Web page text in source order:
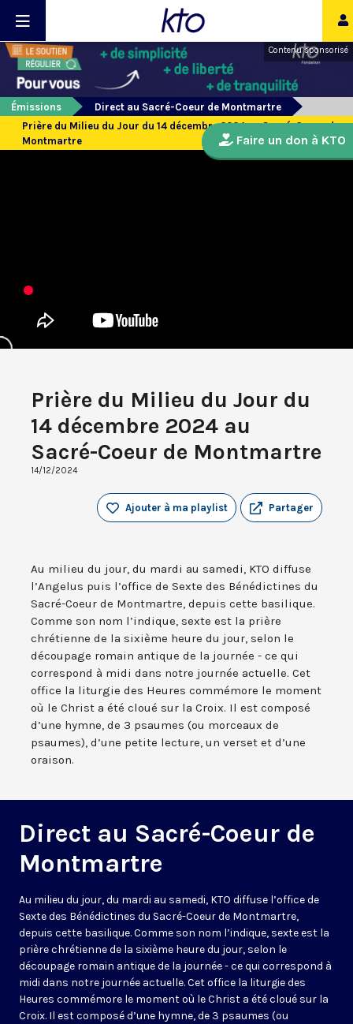
Contenu sponsorisé
Émissions
Direct au Sacré-Coeur de Montmartre
Prière du Milieu du Jour du 14 décembre 2024 au Sacré-Coeur de
Montmartre
Prière du Milieu du Jour du
14 décembre 2024 au
Sacré-Coeur de Montmartre
14/12/2024
Partager
Ajouter à ma playlist
Au milieu du jour, du mardi au samedi, KTO diffuse
l’Angelus puis l’office de Sexte des Bénédictines du
Sacré-Coeur de Montmartre, depuis cette basilique.
Comme son nom l’indique, sexte est la prière
chrétienne de la sixième heure du jour, selon le
découpage romain antique de la journée - ce qui
correspond à midi dans notre journée actuelle. Cet
office la liturgie des Heures commémore le moment
où le Christ a été cloué sur la Croix. Il est composé
d’une hymne, de 3 psaumes (ou morceaux de
psaumes), d’une petite lecture, un verset et d’une
oraison.
Direct au Sacré-Coeur de
Montmartre
Au milieu du jour, du mardi au samedi, KTO diffuse l’office de
Sexte des Bénédictines du Sacré-Coeur de Montmartre,
depuis cette basilique. Comme son nom l’indique, sexte est la
prière chrétienne de la sixième heure du jour, selon le
découpage romain antique de la journée - ce qui correspond à
midi dans notre journée actuelle. Cet office la liturgie des
Heures commémore le moment où le Christ a été cloué sur la
Croix. Il est composé d’une hymne, de 3 psaumes (ou
Faire un don à KTO